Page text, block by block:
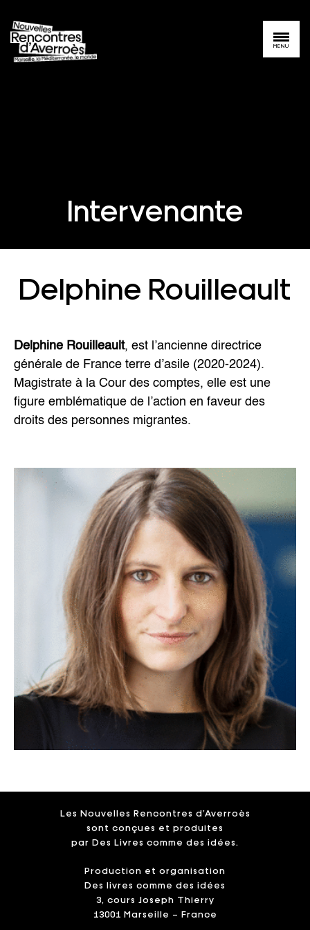
MENU
Intervenante
Delphine Rouilleault
Delphine Rouilleault, est l’ancienne directrice
générale de France terre d’asile (2020-2024).
Magistrate à la Cour des comptes, elle est une
figure emblématique de l’action en faveur des
droits des personnes migrantes.
Les Nouvelles Rencontres d’Averroès
sont conçues et produites
par Des Livres comme des idées.
Production et organisation
Des livres comme des idées
3, cours Joseph Thierry
13001 Marseille – France